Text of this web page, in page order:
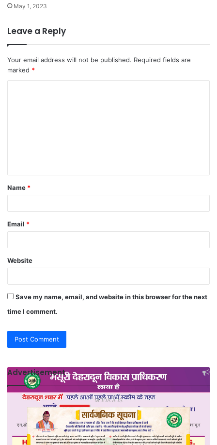
May 1, 2023
Leave a Reply
Your email address will not be published. Required fields are
marked *
t
*
Name *
Email *
Website
Save my name, email, and website in this browser for the next
time I comment.
Advertisement
MDDA ADS